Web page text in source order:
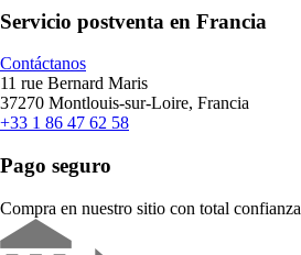
Servicio postventa en Francia
Contáctanos
11 rue Bernard Maris
37270 Montlouis-sur-Loire, Francia
+33 1 86 47 62 58
Pago seguro
Compra en nuestro sitio con total confianza